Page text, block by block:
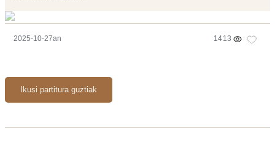
2025-10-27an 1413
Ikusi partitura guztiak